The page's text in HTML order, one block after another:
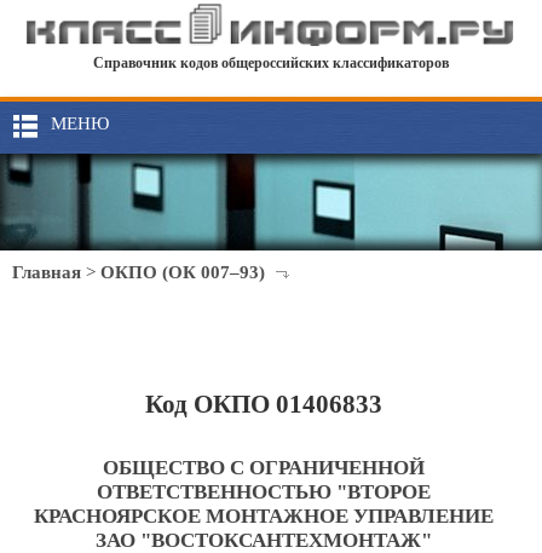
Справочник кодов общероссийских классификаторов
МЕНЮ
Главная > ОКПО (ОК 007–93)
Код ОКПО 01406833
ОБЩЕСТВО С ОГРАНИЧЕННОЙ
ОТВЕТСТВЕННОСТЬЮ "ВТОРОЕ
КРАСНОЯРСКОЕ МОНТАЖНОЕ УПРАВЛЕНИЕ
ЗАО "ВОСТОКСАНТЕХМОНТАЖ"